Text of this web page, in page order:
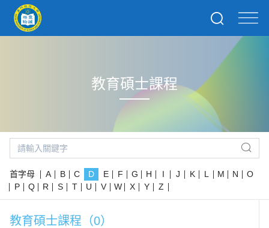
教育碩士課程
首字母 A B C D E F G H I J K L M N
O
P
Q R S T U V W X Y Z
教育碩士課程（0）